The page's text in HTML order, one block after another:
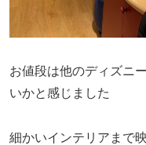
お値段は他のディズニ
いかと感じました
細かいインテリアまで